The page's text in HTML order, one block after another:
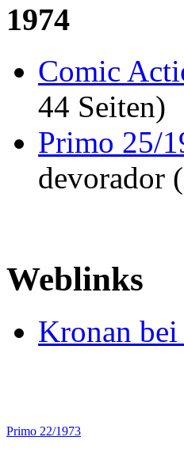
1974
Comic
44 Seiten)
Primo 25/
devorador
Weblinks
Kronan
Primo 22/1973